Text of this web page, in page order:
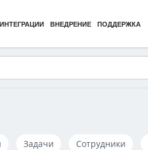
ИНТЕГРАЦИИ ВНЕДРЕНИЕ ПОДДЕРЖКА
Задачи Cотрудники